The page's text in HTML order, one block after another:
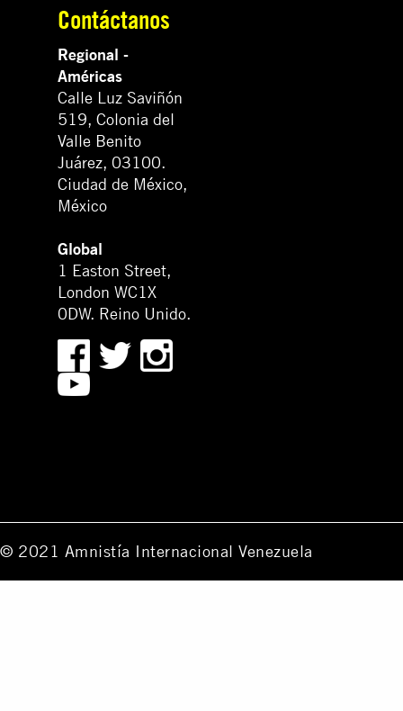
Contáctanos
Regional -
Américas
Calle Luz Saviñón
519, Colonia del
Valle Benito
Juárez, 03100.
Ciudad de México,
México
Global
1 Easton Street,
London WC1X
0DW. Reino Unido.
© 2021 Amnistía Internacional Venezuela